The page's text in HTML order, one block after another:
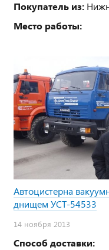
Покупатель из:
Место работы:
Автоцистерна
днищем УСТ-54533
14 ноября 2013
Способ доставки: